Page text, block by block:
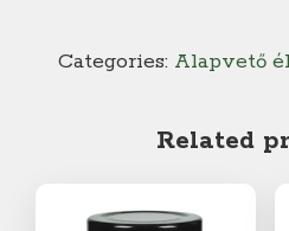
quantity
Categories: Alapvető
Related